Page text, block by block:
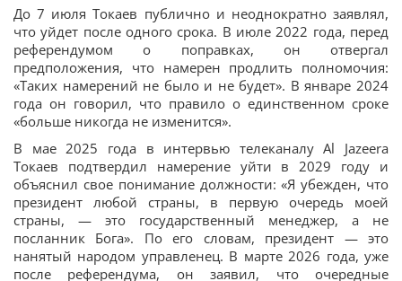
До 7 июля Токаев публично и неоднократно заявлял,
что уйдет после одного срока. В июле 2022 года, перед
референдумом о поправках, он отвергал
предположения, что намерен продлить полномочия:
«Таких намерений не было и не будет». В январе 2024
года он говорил, что правило о единственном сроке
«больше никогда не изменится».
В мае 2025 года в интервью телеканалу Al Jazeera
Токаев подтвердил намерение уйти в 2029 году и
объяснил свое понимание должности: «Я убежден, что
президент любой страны, в первую очередь моей
страны, — это государственный менеджер, а не
посланник Бога». По его словам, президент — это
нанятый народом управленец. В марте 2026 года, уже
после референдума, он заявил, что очередные